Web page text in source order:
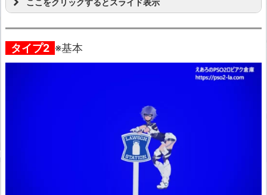
ここをクリックするとスライド表示
タイプ2 ※基本